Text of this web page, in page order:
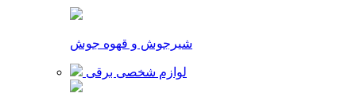
شیرجوش و قهوه جوش
لوازم شخصی برقی